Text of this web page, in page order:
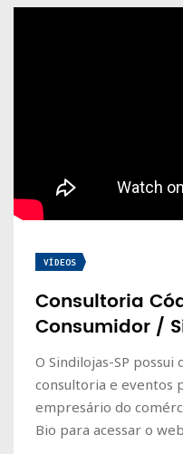
VÍDEOS
Consultoria
Consumidor /
O Sindilojas-SP
consultoria e eventos
empresário do
Bio para acessar o